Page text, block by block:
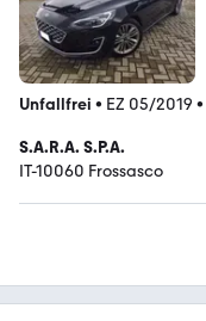
Unfallfrei • EZ 05/2019 •
S.A.R.A. S.P.A.
IT-10060 Frossasco